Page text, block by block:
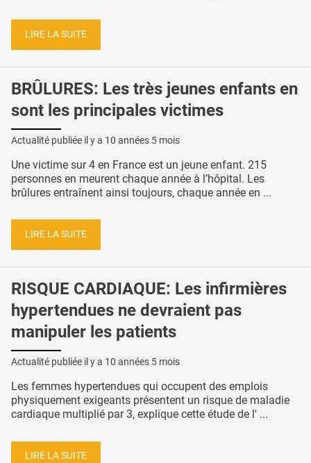
LIRE LA SUITE
BRÛLURES: Les très jeunes enfants en
sont les principales victimes
Actualité publiée il y a 10 années 5 mois
Une victime sur 4 en France est un jeune enfant. 215
personnes en meurent chaque année à l’hôpital. Les
brûlures entraînent ainsi toujours, chaque année en ...
LIRE LA SUITE
RISQUE CARDIAQUE: Les infirmières
hypertendues ne devraient pas
manipuler les patients
Actualité publiée il y a 10 années 5 mois
Les femmes hypertendues qui occupent des emplois
physiquement exigeants présentent un risque de maladie
cardiaque multiplié par 3, explique cette étude de l' ...
LIRE LA SUITE